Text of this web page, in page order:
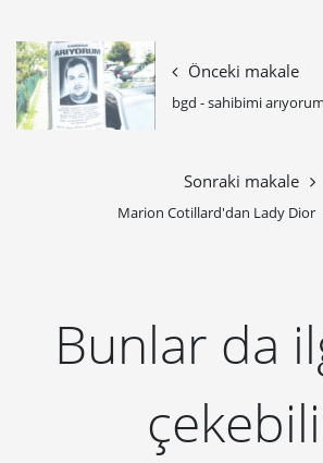
Önceki makale
bgd - sahibimi
Sonraki makale
Marion Cotillard'dan Lady Dior
Bunlar da